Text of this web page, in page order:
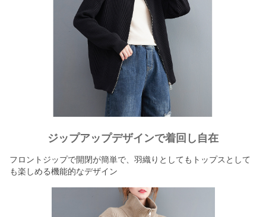
ジップアップデザインで着回し自在
フロントジップで開閉が簡単で、羽織りとしてもトップスとして
も楽しめる機能的なデザイン